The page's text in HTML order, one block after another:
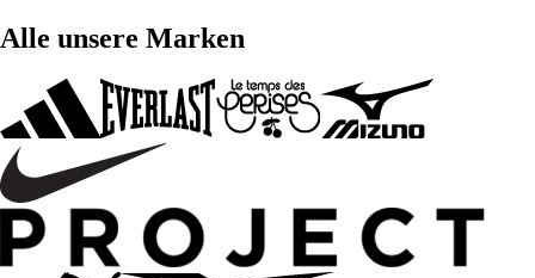
Alle unsere Marken